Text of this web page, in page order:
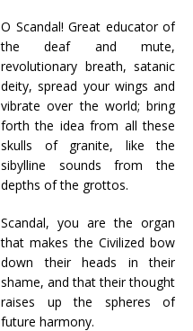
O Scandal! Great educator of
the deaf and mute,
revolutionary breath, satanic
deity, spread your wings and
vibrate over the world; bring
forth the idea from all these
skulls of granite, like the
sibylline sounds from the
depths of the grottos.
Scandal, you are the organ
that makes the Civilized bow
down their heads in their
shame, and that their thought
raises up the spheres of
future harmony.